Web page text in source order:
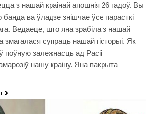
з нашай краінай апошнія 26 гадоў. Вы
ва ўладзе знішчае ўсе парасткі
Ведаеце, што яна зрабіла з нашай
змагалася супраць нашай гісторыі. Як
поўную залежнасць ад Расіі.
нашу краіну. Яна пакрыта